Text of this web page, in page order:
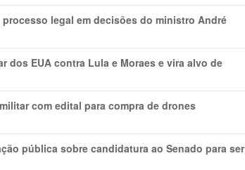
legal em decisões do ministro André
dos EUA contra Lula e Moraes e vira alvo de
com edital para compra de drones
pública sobre candidatura ao Senado para ser